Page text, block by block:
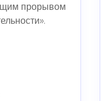
прорывом